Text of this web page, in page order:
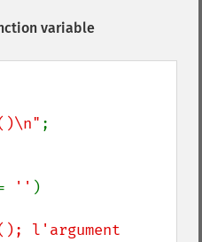
variable
;
'' )
l'argument